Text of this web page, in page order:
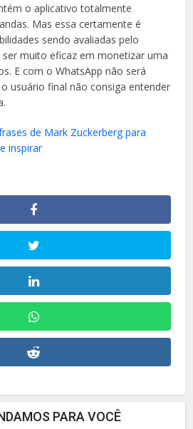
o aplicativo totalmente
Mas essa certamente é
sendo avaliadas pelo
muito eficaz em monetizar uma
E com o WhatsApp não será
usuário final não consiga entender
de Mark Zuckerberg para
inspirar
PARA VOCÊ